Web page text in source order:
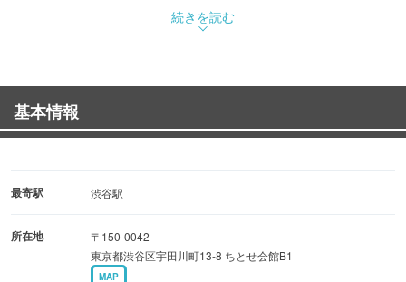
★【コース】2時間飲み放題・料理付コースがお一人様
￥4000から選べる豊富なコース
４Kカメラにてライブ映像出力可能！
★【演出】特殊効果演出、シャンパンタワー、低温度花
火、リムジン送迎も多数取り揃え！
ている専属プランナーが在中なので初めての貸切も安心お
店舗の雰囲気がわかる動画はこちらからチェック!!
続きを読む
基本情報
最寄駅 渋谷駅
所在地
〒150-0042
東京都渋谷区宇田川町13-8 ちとせ会館B1
MAP